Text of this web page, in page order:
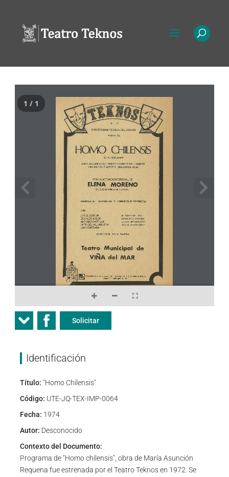
1 / 1
Solicitar
Identificación
Título: "Homo Chilensis"
Código: UTE-JQ-TEX-IMP-0064
Fecha: 1974
Autor: Desconocido
Contexto del Documento:
Programa de "Homo chilensis", obra de María Asunción
Requena fue estrenada por el Teatro Teknos en 1972. Se